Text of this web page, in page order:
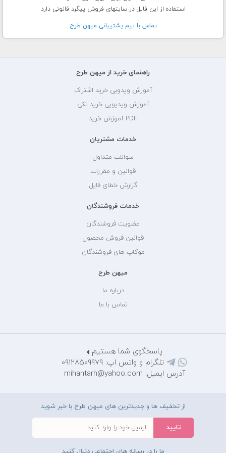
استفاده از این فایل در سایتهای فروش پیگرد قانونی دارد
تماس با تيم پشتيبانی ميهن طرح
راهنمای خرید از میهن طرح
آموزش ویدویی خرید اشتراک
آموزش ویدیویی خرید تکی
PDF آموزش خرید
خدمات مشتریان
سوالات متداول
قوانین و مقررات
گزارش خطای فایل
خدمات فروشندگان
عضویت فروشندگان
قوانین فروش محصول
موکاپ های فروشندگان
میهن طرح
درباره ما
تماس با ما
پاسخگوی شما هستیم
تلگرام و واتس اپ: 09128509979
آدرس ایمیل: mihantarh@yahoo.com
از تخفیف ها و جدیدترین های میهن طرح با خبر شوید